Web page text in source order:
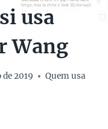
usa
Wang
2019 Quem usa